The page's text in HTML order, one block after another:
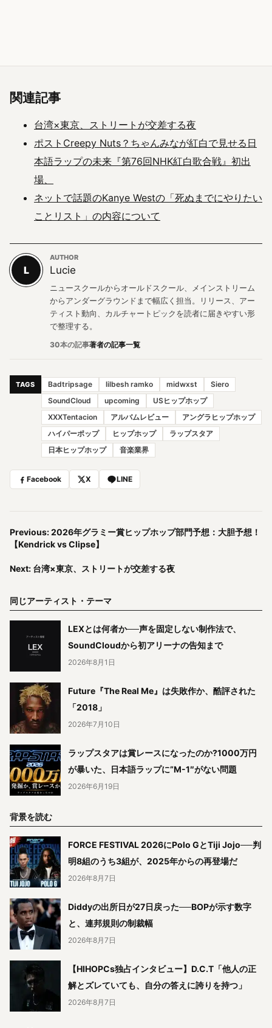
関連記事
台湾×東京、ストリートが交差する夜
ポストCreepy Nuts？ちゃんみなが紅白で見せる日
本語ラップの未来『第76回NHK紅白歌合戦』初出
場、
ネットで話題のKanye Westの「死ぬまでにやりたい
ことリスト」の内容について
L
AUTHOR
Lucie
ニュースクールからオールドスクール、メインストリーム
からアンダーグラウンドまで幅広く担当。リリース、アー
ティスト動向、カルチャートピックを読者に届きやすい形
で整理する。
30本の記事著者の記事一覧
TAGS Badtripsage lilbesh ramko midwxst
Siero
SoundCloud
upcoming
USヒップホップ
XXXTentacion
アルバムレビュー
アングラヒップホップ
ハイパーポップ
ヒップホップ
ラップスタア
日本ヒップホップ
音楽業界
Facebook X LINE
Previous: 2026年グラミー賞ヒップホップ部門予想：大胆予想！
【Kendrick vs Clipse】
Next: 台湾×東京、ストリートが交差する夜
同じアーティスト・テーマ
LEXとは何者か──声を固定しない制作法で、
SoundCloudから初アリーナの告知まで
2026年8月1日
Future『The Real Me』は失敗作か、酷評された
「2018」
2026年7月10日
ラップスタアは賞レースになったのか?1000万円
が暴いた、日本語ラップに”M-1″がない問題
2026年6月19日
背景を読む
FORCE FESTIVAL 2026にPolo GとTiji Jojo──判
明8組のうち3組が、2025年からの再登場だ
2026年8月7日
Diddyの出所日が27日戻った──BOPが示す数字
と、連邦規則の制裁幅
2026年8月7日
【HIHOPCs独占インタビュー】D.C.T「他人の正
解とズレていても、自分の答えに誇りを持つ」
2026年8月7日